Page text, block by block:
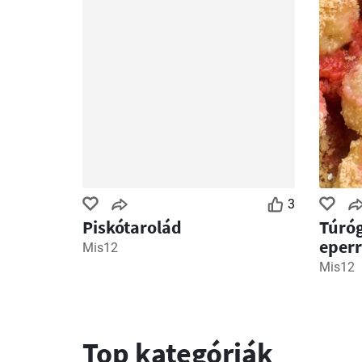
3
Piskótarolád
Mis12
Mis12
Top kategóriák